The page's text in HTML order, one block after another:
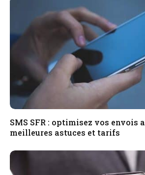
SMS SFR : optimisez vos envois
meilleures astuces et tarifs